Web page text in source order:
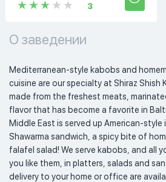
3
О заведении
Mediterranean-style kabobs and
cuisine are our specialty at Shiraz Shish
made from the freshest meats,
flavor that has become a favorite in
Middle East is served up American-style
Shawarma sandwich, a spicy bite of
falafel salad! We serve kabobs, and all
you like them, in platters, salads and
delivery to your home or office are